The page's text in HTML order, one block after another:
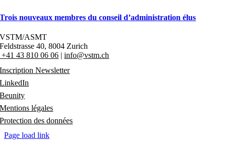
Trois nouveaux membres du conseil d’administration élus
VSTM/ASMT
Feldstrasse 40,8004 Zurich
+41 43 810 06 06 |info@vstm.ch
Inscription Newsletter
LinkedIn
Beunity
Mentions légales
Protection des données
Page load link